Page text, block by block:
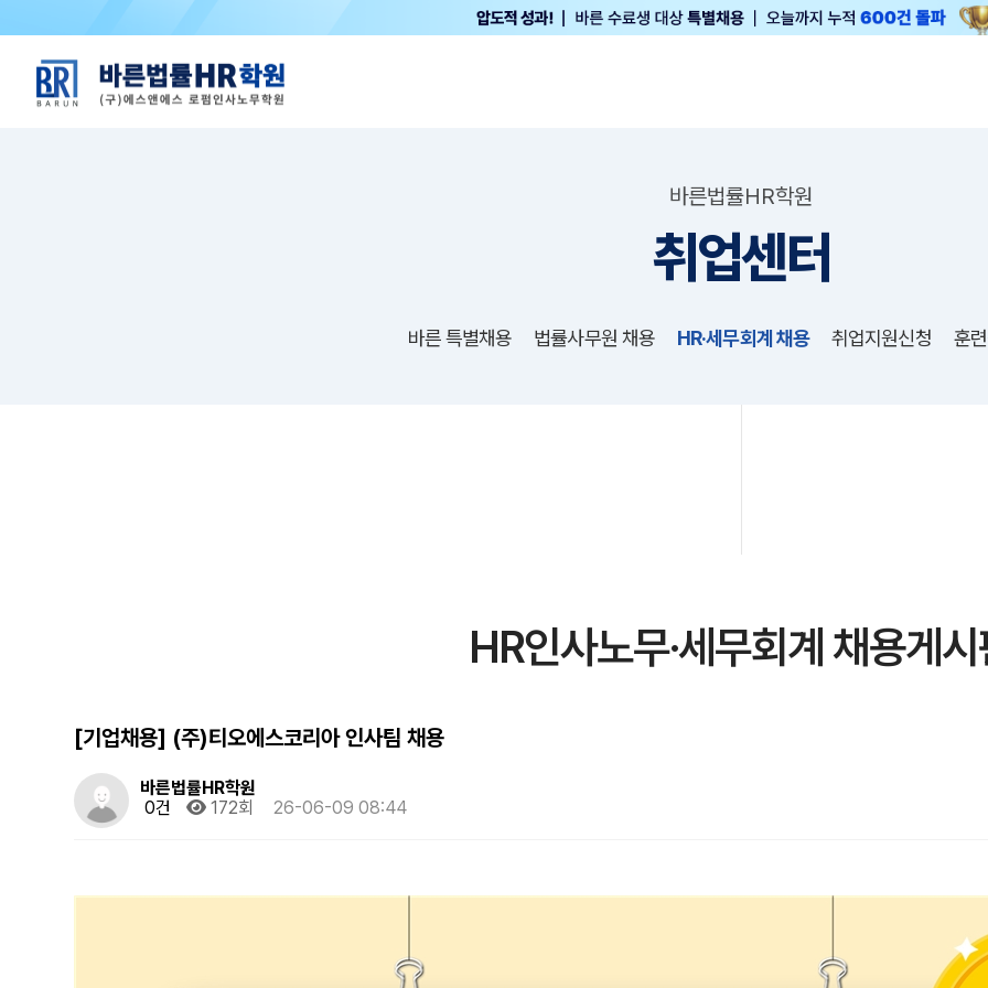
바른법률HR학원
취업센터
바른 특별채용 법률사무원 채용 HR·세무회계 채용 취업지원신청 훈
HR인사노무·세무회계 채용게
[기업채용] (주)티오에스코리아 인사팀 채용
바른법률HR학원
0건
172회 26-06-09 08:44